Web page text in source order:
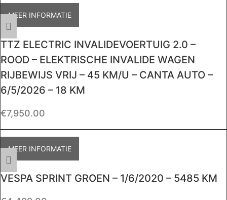
MEER INFORMATIE
TTZ ELECTRIC INVALIDEVOERTUIG 2.0 –
ROOD – ELEKTRISCHE INVALIDE WAGEN
RIJBEWIJS VRIJ – 45 KM/U – CANTA AUTO –
6/5/2026 – 18 KM
€7,950.00
MEER INFORMATIE
VESPA SPRINT GROEN – 1/6/2020 – 5485 KM